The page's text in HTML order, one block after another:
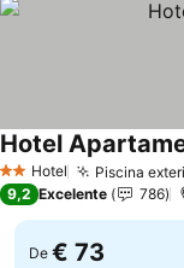
2 Estrelas
Hotel Piscina
Hotel
9,2 Excelente 786
De € 73